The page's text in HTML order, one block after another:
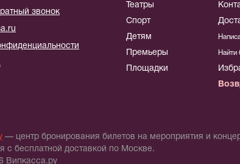
звонок
Театры
Спорт
Детям
Премьеры
Площадки
Найти
— центр бронирования билетов на мероприятия и
с бесплатной доставкой по Москве.
Випкасса.ру